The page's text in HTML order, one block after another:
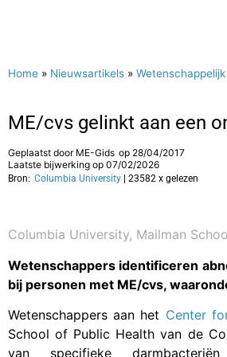
Home » Nieuwsartikels » Wetenschappelijk
ME/cvs gelinkt aan een
Geplaatst door ME-Gids op 28/04/2017
Laatste bijwerking op 07/02/2026
Bron: Columbia University | 23582 x gelezen
Columbia University, Mailman
Wetenschappers identificeren
bij personen met ME/cvs,
Wetenschappers aan het Center
School of Public Health van de
van specifieke